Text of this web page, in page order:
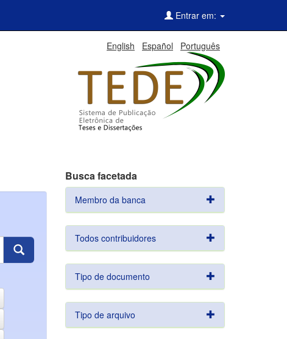
Entrar em:
English Español Português
Busca facetada
Membro da banca
Todos contribuidores
Tipo de documento
Tipo de arquivo